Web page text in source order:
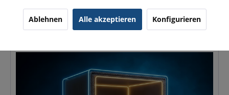
Produkt nicht in den Karton passt
30.06.26 21:22 0 Kommentare
Ablehnen Alle akzeptieren Konfigurieren